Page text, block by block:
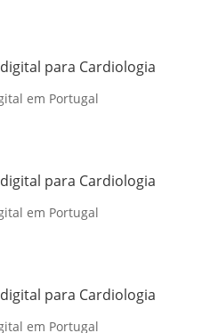
para Cardiologia
em Portugal
para Cardiologia
em Portugal
para Cardiologia
em Portugal